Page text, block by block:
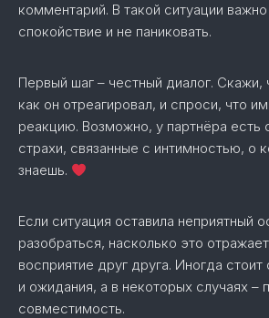
комментарий. В такой ситуации
спокойствие и не паниковать.
Первый шаг – честный диалог. Скажи,
как он отреагировал, и спроси, что
реакцию. Возможно, у партнёра есть
страхи, связанные с интимностью, о
знаешь.
Если ситуация оставила неприятный
разобраться, насколько это
восприятие друг друга. Иногда стоит
и ожидания, а в некоторых случаях –
совместимость.